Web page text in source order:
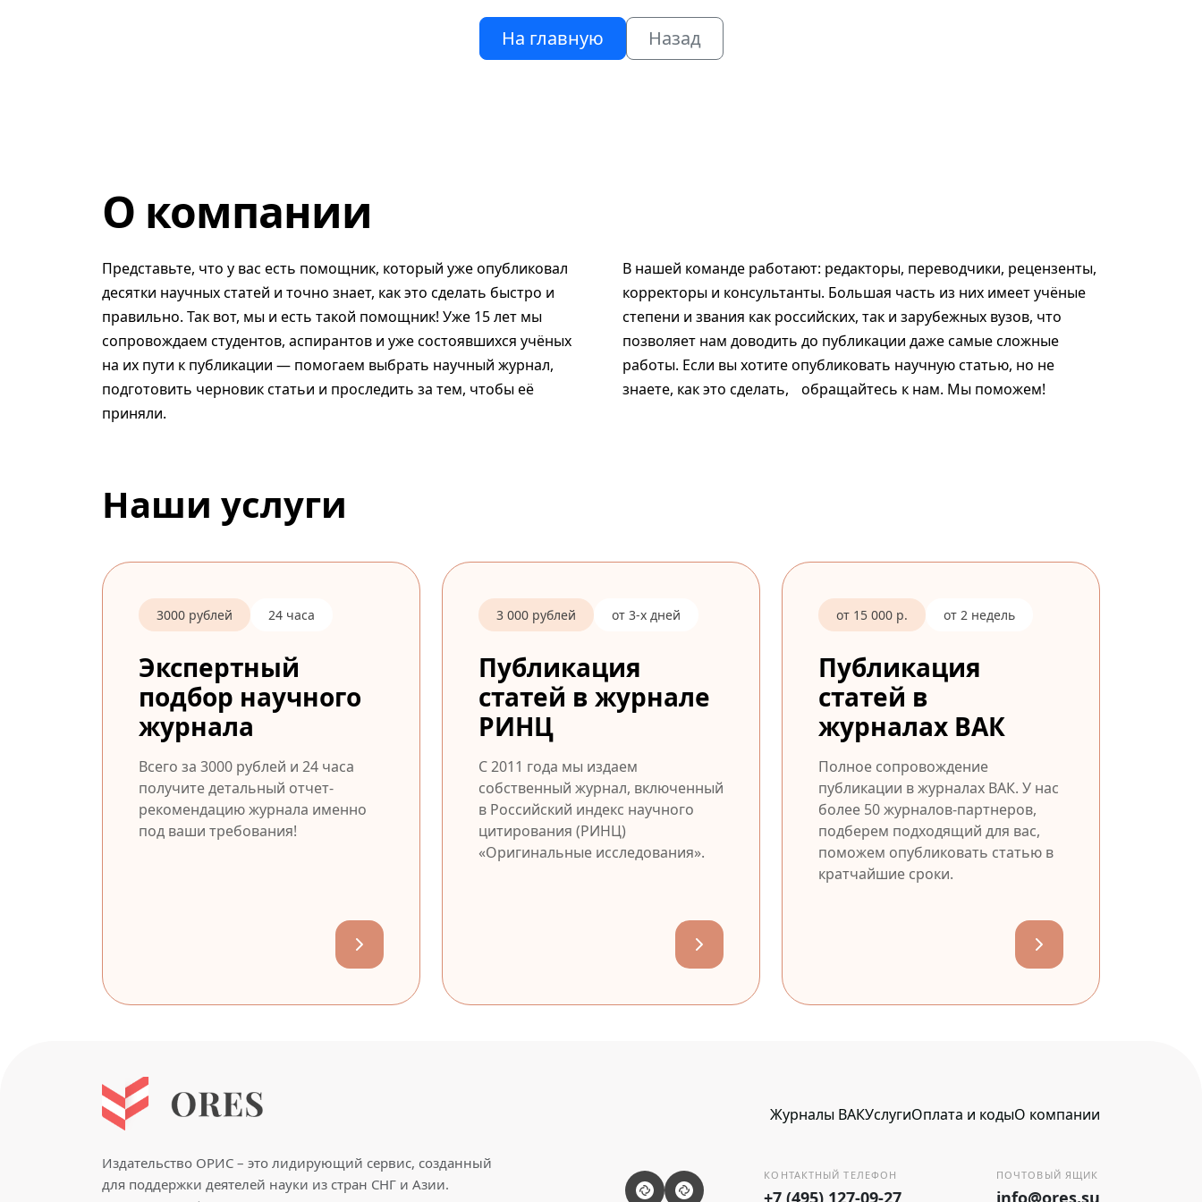
На главную Назад
О компании
Представьте, что у вас есть помощник, который уже опубликовал
десятки научных статей и точно знает, как это сделать быстро и
правильно. Так вот, мы и есть такой помощник! Уже 15 лет мы
сопровождаем студентов, аспирантов и уже состоявшихся учёных
на их пути к публикации — помогаем выбрать научный журнал,
подготовить черновик статьи и проследить за тем, чтобы её
приняли.
В нашей команде работают: редакторы, переводчики, рецензенты,
корректоры и консультанты. Большая часть из них имеет учёные
степени и звания как российских, так и зарубежных вузов, что
позволяет нам доводить до публикации даже самые сложные
работы. Если вы хотите опубликовать научную статью, но не
знаете, как это сделать, обращайтесь к нам. Мы поможем!
Наши услуги
3000 рублей 24 часа
Экспертный
подбор научного
журнала
Всего за 3000 рублей и 24 часа
получите детальный отчет-
рекомендацию журнала именно
под ваши требования!
3 000 рублей от 3-х дней
Публикация
статей в журнале
РИНЦ
С 2011 года мы издаем
собственный журнал, включенный
в Российский индекс научного
цитирования (РИНЦ)
«Оригинальные исследования».
от 15 000 р. от 2 недель
Публикация
статей в
журналах ВАК
Полное сопровождение
публикации в журналах ВАК. У нас
более 50 журналов-партнеров,
подберем подходящий для вас,
поможем опубликовать статью в
кратчайшие сроки.
Издательство ОРИС – это лидирующий сервис, созданный
для поддержки деятелей науки из стран СНГ и Азии.
Журналы ВАКУслугиОплата и кодыО компании
КОНТАКТНЫЙ ТЕЛЕФОН
+7 (495) 127-09-27
ПОЧТОВЫЙ ЯЩИК
info@ores.su